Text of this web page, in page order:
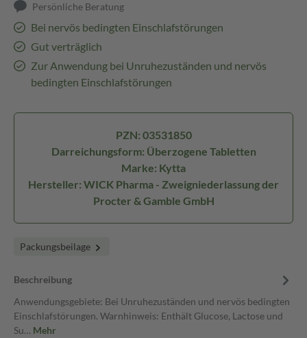
Persönliche Beratung
Bei nervös bedingten Einschlafstörungen
Gut verträglich
Zur Anwendung bei Unruhezuständen und nervös
bedingten Einschlafstörungen
PZN: 03531850
Darreichungsform: Überzogene Tabletten
Marke: Kytta
Hersteller: WICK Pharma - Zweigniederlassung der
Procter & Gamble GmbH
Packungsbeilage
Beschreibung
Anwendungsgebiete: Bei Unruhezuständen und nervös bedingten
Einschlafstörungen. Warnhinweis: Enthält Glucose, Lactose und
Su… Mehr